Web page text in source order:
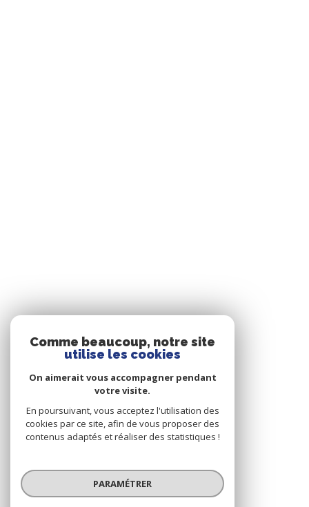
Comme beaucoup, notre site
utilise les cookies
On aimerait vous accompagner pendant
votre visite.
En poursuivant, vous acceptez l'utilisation des
cookies par ce site, afin de vous proposer des
contenus adaptés et réaliser des statistiques !
PARAMÉTRER